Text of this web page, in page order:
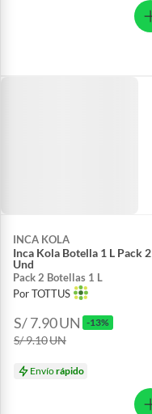
INCA KOLA
Inca Kola Botella 1 L Pack 2
Und
Pack 2 Botellas 1 L
Por TOTTUS
S/ 7.90UN -13%
S/ 9.10UN
Envíorápido